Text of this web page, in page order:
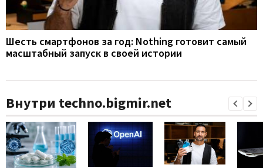
Шесть смартфонов за год: Nothing готовит самый
масштабный запуск в своей истории
Внутри techno.bigmir.net